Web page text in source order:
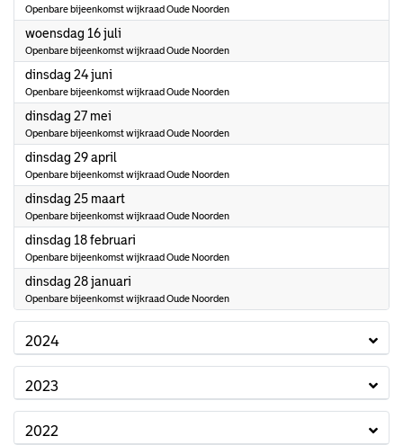
Openbare bijeenkomst wijkraad Oude Noorden
woensdag 16 juli
Openbare bijeenkomst wijkraad Oude Noorden
dinsdag 24 juni
Openbare bijeenkomst wijkraad Oude Noorden
dinsdag 27 mei
Openbare bijeenkomst wijkraad Oude Noorden
dinsdag 29 april
Openbare bijeenkomst wijkraad Oude Noorden
dinsdag 25 maart2025
Openbare bijeenkomst wijkraad Oude Noorden
dinsdag 18 februari
Openbare bijeenkomst wijkraad Oude Noorden
dinsdag 28 januari
Openbare bijeenkomst wijkraad Oude Noorden
2024
2023
2022